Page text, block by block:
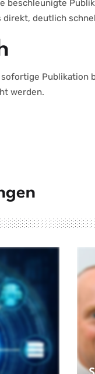
beschleunigte
direkt, deutlich
Publikation
werden.